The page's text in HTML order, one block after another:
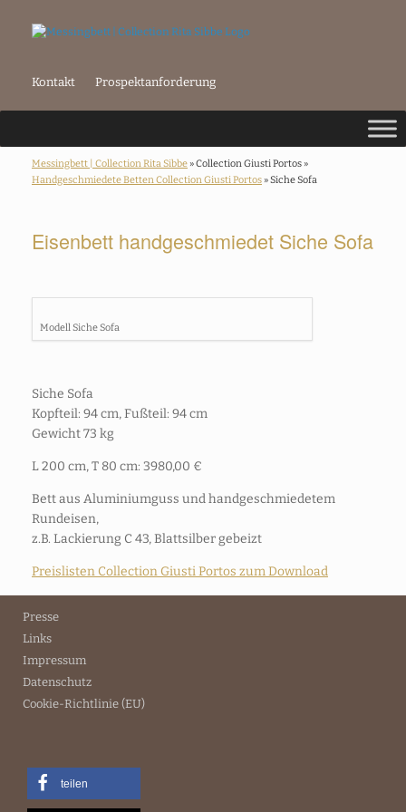
Kontakt Prospektanforderung
Messingbett | Collection Rita Sibbe» Collection Giusti Portos »
Handgeschmiedete Betten Collection Giusti Portos» Siche Sofa
Eisenbett handgeschmiedet Siche Sofa
Modell Siche Sofa
Siche Sofa
Kopfteil: 94 cm, Fußteil: 94 cm
Gewicht 73 kg
L 200 cm, T 80 cm: 3980,00 €
Bett aus Aluminiumguss und handgeschmiedetem
Rundeisen,
z.B. Lackierung C 43, Blattsilber gebeizt
Preislisten Collection Giusti Portos zum Download
Presse
Links
Impressum
Datenschutz
Cookie-Richtlinie (EU)
teilen